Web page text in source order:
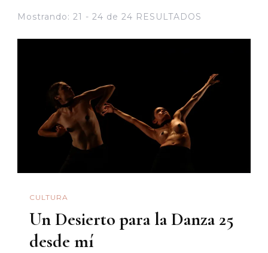
Mostrando: 21 - 24 de 24 RESULTADOS
CULTURA
Un Desierto para la Danza 25
desde mí